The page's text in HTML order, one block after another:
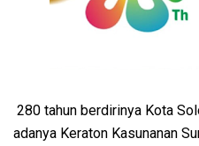
280 tahun berdirinya Kota
adanya Keraton Kasunanan